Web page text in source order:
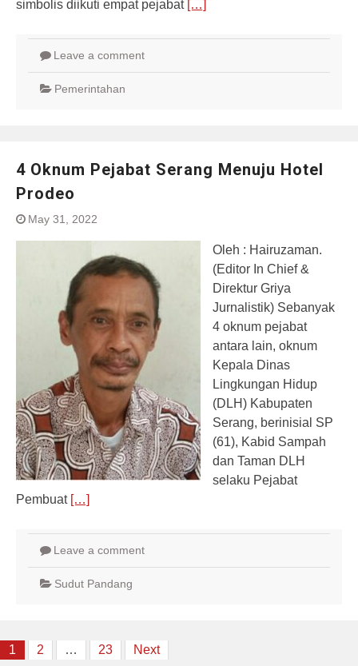
simbolis diikuti empat pejabat […]
Leave a comment
Pemerintahan
4 Oknum Pejabat Serang Menuju Hotel
Prodeo
May 31, 2022
Oleh : Hairuzaman.
(Editor In Chief &
Direktur Griya
Jurnalistik) Sebanyak
4 oknum pejabat
antara lain, oknum
Kepala Dinas
Lingkungan Hidup
(DLH) Kabupaten
Serang, berinisial SP
(61), Kabid Sampah
dan Taman DLH
selaku Pejabat
Pembuat […]
Leave a comment
Sudut Pandang
Posts
1 2 … 23 Next